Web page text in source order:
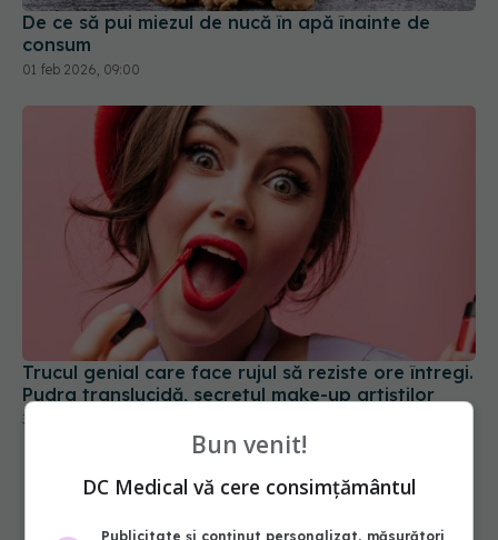
De ce să pui miezul de nucă în apă înainte de
consum
01 feb 2026, 09:00
Trucul genial care face rujul să reziste ore întregi.
Pudra translucidă, secretul make-up artiștilor
30 aug 2025, 17:48
Bun venit!
DC Medical vă cere consimțământul
Publicitate și conținut personalizat, măsurători